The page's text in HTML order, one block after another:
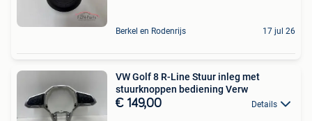
Berkel en Rodenrijs 17 jul 26
VW Golf 8 R-Line Stuur inleg met
stuurknoppen bediening Verw
€ 149,00 Details